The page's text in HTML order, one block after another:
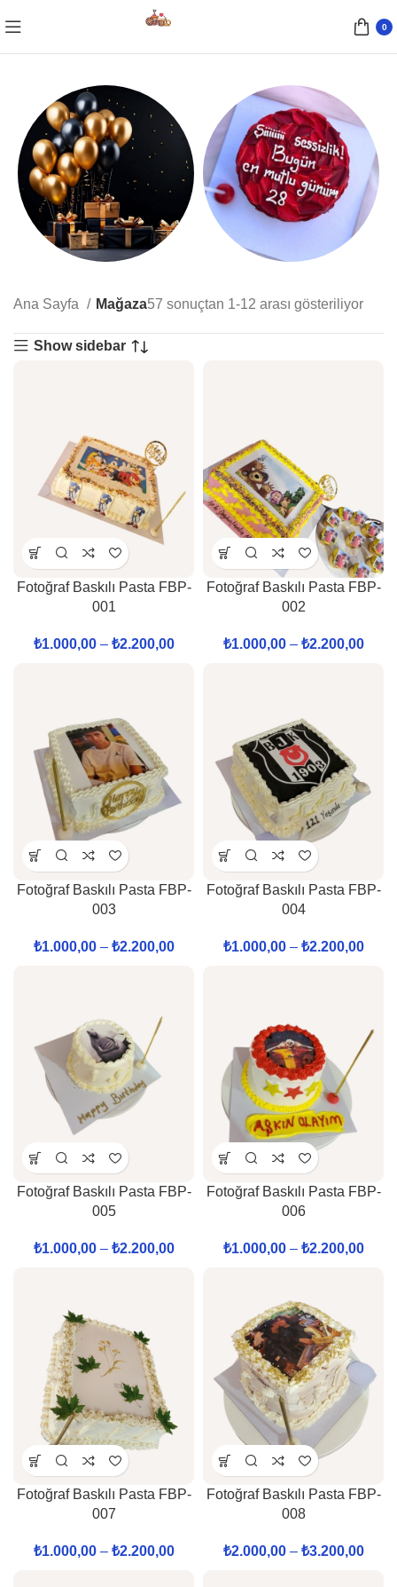
0
10 Ürünler 15 Ürünler
Ana Sayfa Mağaza57 sonuçtan 1-12 arası gösteriliyor
Show sidebar
Fotoğraf Baskılı Pasta FBP-
001
₺1.000,00 – ₺2.200,00
Fotoğraf Baskılı Pasta FBP-
002
₺1.000,00 – ₺2.200,00
Fotoğraf Baskılı Pasta FBP-
003
₺1.000,00 – ₺2.200,00
Fotoğraf Baskılı Pasta FBP-
004
₺1.000,00 – ₺2.200,00
Fotoğraf Baskılı Pasta FBP-
005
₺1.000,00 – ₺2.200,00
Fotoğraf Baskılı Pasta FBP-
006
₺1.000,00 – ₺2.200,00
Fotoğraf Baskılı Pasta FBP-
007
₺1.000,00 – ₺2.200,00
Fotoğraf Baskılı Pasta FBP-
008
₺2.000,00 – ₺3.200,00